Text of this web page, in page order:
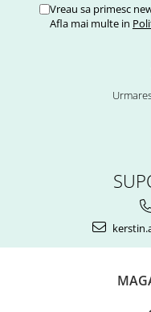
Vreau sa primesc
Afla mai multe in